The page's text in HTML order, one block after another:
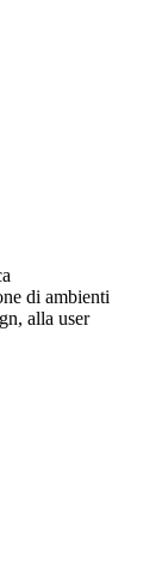
di ambienti
alla user